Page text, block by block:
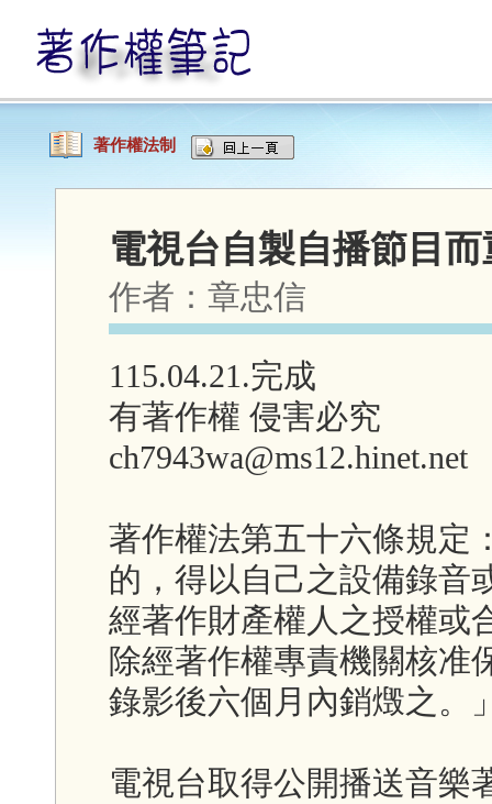
著作權法制
電視台自製自播節目
作者： 章忠信
115.04.21.完成
有著作權 侵害必究
ch7943wa@ms12.hinet.net
著作權法第五十六條規定
的，得以自己之設備錄音
經著作財產權人之授權或
除經著作權專責機關核准
錄影後六個月內銷燬之。
電視台取得公開播送音樂